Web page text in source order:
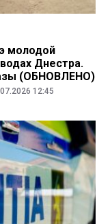
молодой
Днестра.
(ОБНОВЛЕНО)
12:45